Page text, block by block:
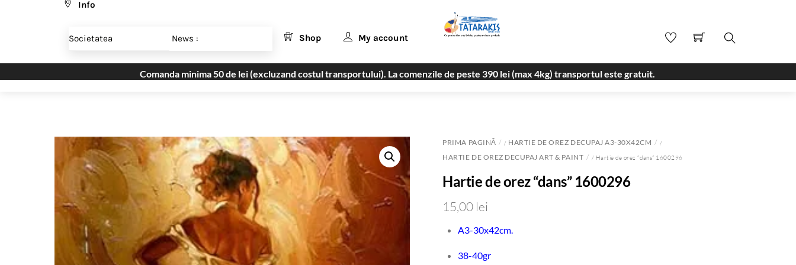
Info
Societatea News : Shop My account
Comanda minima 50 de lei (excluzand costul transportului). La comenzile de peste 390 lei (max 4kg) transportul este gratuit.
PRIMA PAGINĂ / HARTIE DE OREZ DECUPAJ A3-30X42CM /
HARTIE DE OREZ DECUPAJ ART & PAINT / Hartie de orez “dans” 1600296
Hartie de orez “dans” 1600296
15,00 lei
A3-30x42cm.
38-40gr